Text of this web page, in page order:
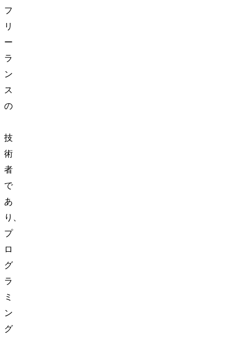
フ
リ
ー
ラ
ン
ス
の
技
術
者
で
あ
り、
プ
ロ
グ
ラ
ミ
ン
グ